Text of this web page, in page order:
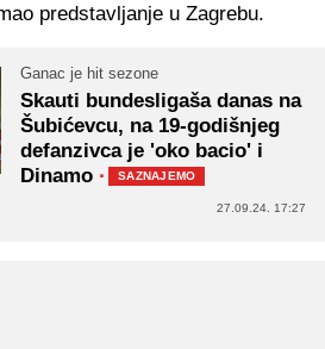
predstavljanje u Zagrebu.
Ganac je hit sezone
Skauti bundesligaša danas na
Šubićevcu, na 19-godišnjeg
defanzivca je 'oko bacio' i
Dinamo · SAZNAJEMO
27.09.24. 17:27